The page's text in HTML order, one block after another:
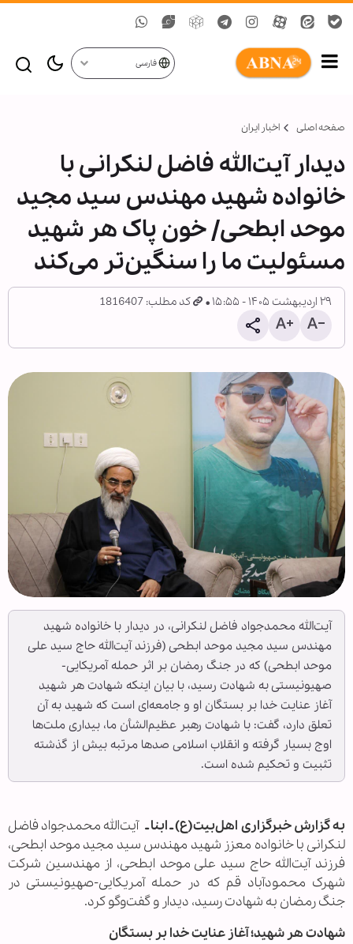
فارسی
صفحه اصلی اخبار ایران
دیدار آیت‌الله فاضل لنکرانی با
خانواده شهید مهندس سید مجید
موحد ابطحی/ خون پاک هر شهید
مسئولیت ما را سنگین‌تر می‌کند
۲۹ اردیبهشت ۱۴۰۵ - ۱۵:۵۵ کد مطلب: 1816407
آیت‌الله محمدجواد فاضل لنکرانی، در دیدار با خانواده شهید
مهندس سید مجید موحد ابطحی (فرزند آیت‌الله حاج سید علی
موحد ابطحی) که در جنگ رمضان بر اثر حمله آمریکایی-
صهیونیستی به شهادت رسید، با بیان اینکه شهادت هر شهید
آغاز عنایت خدا بر بستگان او و جامعه‌ای است که شهید به آن
تعلق دارد، گفت: با شهادت رهبر عظیم‌الشأن ما، بیداری ملت‌ها
اوج بسیار گرفته و انقلاب اسلامی صدها مرتبه بیش از گذشته
تثبیت و تحکیم شده است.
به گزارش خبرگزاری اهل‌بیت(ع) ـ ابنا ـآیت‌الله محمدجواد فاضل
لنکرانی با خانواده معزز شهید مهندس سید مجید موحد ابطحی،
فرزند آیت‌الله حاج سید علی موحد ابطحی، از مهندسین شرکت
شهرک محمودآباد قم که در حمله آمریکایی-صهیونیستی در
جنگ رمضان به شهادت رسید، دیدار و گفت‌وگو کرد.
شهادت هر شهید؛ آغاز عنایت خدا بر بستگان